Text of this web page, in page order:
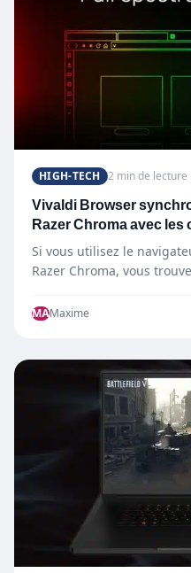
HIGH-TECH 2 min de lecture
Vivaldi Browser
Razer Chroma avec
Si vous utilisez le
Razer Chroma, vous
MAMaxime